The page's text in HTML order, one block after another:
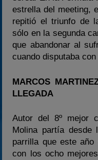
estrella del meeting,
repitió el triunfo de
sólo en la segunda
que abandonar al
cuando disputaba
MARCOS
LLEGADA
Autor del 8º mejor
Molina partía
parrilla que este
con los ocho